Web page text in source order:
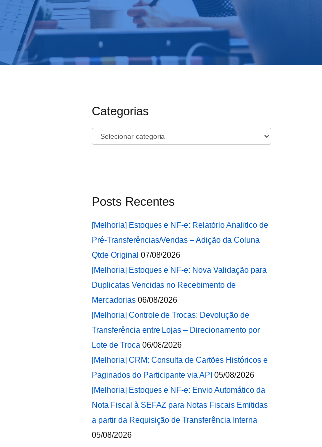
Categorias
Categorias
Posts Recentes
[Melhoria] Estoques e NF-e: Relatório Analítico de
Pré-Transferências/Vendas – Adição da Coluna
Qtde Original 07/08/2026
[Melhoria] Estoques e NF-e: Nova Validação para
Duplicatas Vencidas no Recebimento de
Mercadorias 06/08/2026
[Melhoria] Controle de Trocas: Devolução de
Transferência entre Lojas – Direcionamento por
Lote de Troca 06/08/2026
[Melhoria] CRM: Consulta de Cartões Históricos e
Paginados do Participante via API 05/08/2026
[Melhoria] Estoques e NF-e: Envio Automático da
Nota Fiscal à SEFAZ para Notas Fiscais Emitidas
a partir da Requisição de Transferência Interna
05/08/2026